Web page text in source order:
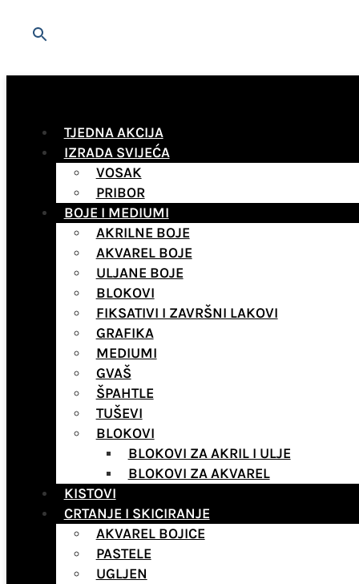
TJEDNA AKCIJA
IZRADA SVIJEĆA
VOSAK
PRIBOR
BOJE I MEDIUMI
AKRILNE BOJE
AKVAREL BOJE
ULJANE BOJE
BLOKOVI
FIKSATIVI I ZAVRŠNI LAKOVI
GRAFIKA
MEDIUMI
GVAŠ
ŠPAHTLE
TUŠEVI
BLOKOVI
BLOKOVI ZA AKRIL I ULJE
BLOKOVI ZA AKVAREL
KISTOVI
CRTANJE I SKICIRANJE
AKVAREL BOJICE
PASTELE
UGLJEN